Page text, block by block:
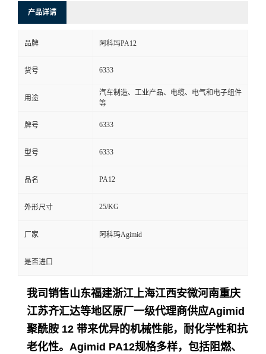
系
言
产品详请
品牌 阿科玛PA12
货号 6333
用途
汽车制造、工业产品、电缆、电气和电子组件
等
牌号 6333
型号 6333
品名 PA12
外形尺寸 25/KG
厂家 阿科玛Agimid
是否进口
我司销售山东福建浙江上海江西安微河南重庆
江苏齐汇达等地区原厂一级代理商供应Agimid
聚酰胺 12 带来优异的机械性能，耐化学性和抗
老化性。Agimid PA12规格多样，包括阻燃、